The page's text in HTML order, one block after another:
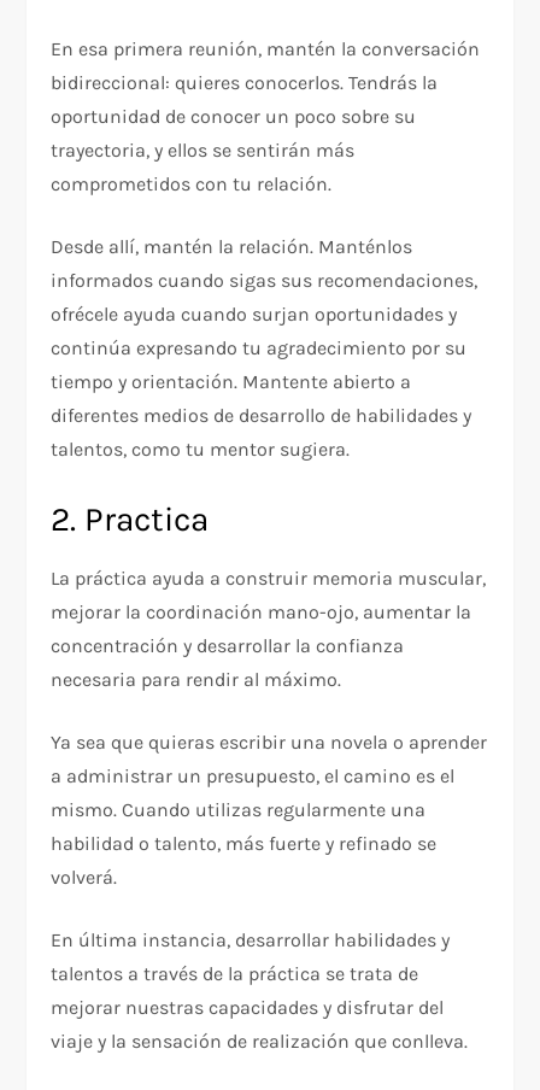
En esa primera reunión, mantén la conversación
bidireccional: quieres conocerlos. Tendrás la
oportunidad de conocer un poco sobre su
trayectoria, y ellos se sentirán más
comprometidos con tu relación.
Desde allí, mantén la relación. Manténlos
informados cuando sigas sus recomendaciones,
ofrécele ayuda cuando surjan oportunidades y
continúa expresando tu agradecimiento por su
tiempo y orientación. Mantente abierto a
diferentes medios de desarrollo de habilidades y
talentos, como tu mentor sugiera.
2. Practica
La práctica ayuda a construir memoria muscular,
mejorar la coordinación mano-ojo, aumentar la
concentración y desarrollar la confianza
necesaria para rendir al máximo.
Ya sea que quieras escribir una novela o aprender
a administrar un presupuesto, el camino es el
mismo. Cuando utilizas regularmente una
habilidad o talento, más fuerte y refinado se
volverá.
En última instancia, desarrollar habilidades y
talentos a través de la práctica se trata de
mejorar nuestras capacidades y disfrutar del
viaje y la sensación de realización que conlleva.